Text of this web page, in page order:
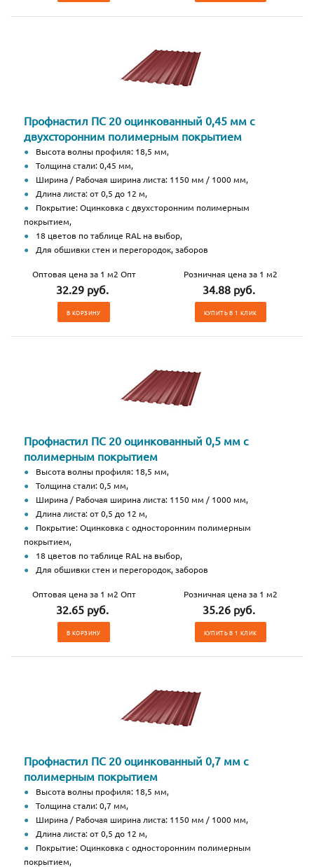
Профнастил ПС 20 оцинкованный 0,45 мм с
двухсторонним полимерным покрытием
Высота волны профиля: 18,5 мм,
Толщина стали: 0,45 мм,
Ширина / Рабочая ширина листа: 1150 мм / 1000 мм,
Длина листа: от 0,5 до 12 м,
Покрытие: Оцинковка с двухсторонним полимерным
покрытием,
18 цветов по таблице RAL на выбор,
Для обшивки стен и перегородок, заборов
Оптовая цена за 1 м2 Опт
32.29 руб.
В КОРЗИНУ
Розничная цена за 1 м2
34.88 руб.
КУПИТЬ В 1 КЛИК
Профнастил ПС 20 оцинкованный 0,5 мм с
полимерным покрытием
Высота волны профиля: 18,5 мм,
Толщина стали: 0,5 мм,
Ширина / Рабочая ширина листа: 1150 мм / 1000 мм,
Длина листа: от 0,5 до 12 м,
Покрытие: Оцинковка с односторонним полимерным
покрытием,
18 цветов по таблице RAL на выбор,
Для обшивки стен и перегородок, заборов
Оптовая цена за 1 м2 Опт
32.65 руб.
В КОРЗИНУ
Розничная цена за 1 м2
35.26 руб.
КУПИТЬ В 1 КЛИК
Профнастил ПС 20 оцинкованный 0,7 мм с
полимерным покрытием
Высота волны профиля: 18,5 мм,
Толщина стали: 0,7 мм,
Ширина / Рабочая ширина листа: 1150 мм / 1000 мм,
Длина листа: от 0,5 до 12 м,
Покрытие: Оцинковка с односторонним полимерным
покрытием,